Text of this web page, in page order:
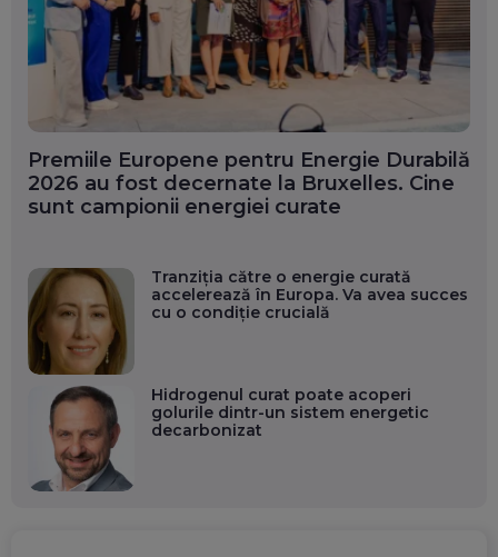
Premiile Europene pentru Energie Durabilă
2026 au fost decernate la Bruxelles. Cine
sunt campionii energiei curate
Tranziția către o energie curată
accelerează în Europa. Va avea succes
cu o condiție crucială
Hidrogenul curat poate acoperi
golurile dintr-un sistem energetic
decarbonizat